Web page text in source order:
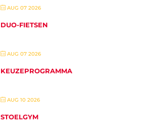
AUG 07 2026
DUO-FIETSEN
AUG 07 2026
KEUZEPROGRAMMA
AUG 10 2026
STOELGYM